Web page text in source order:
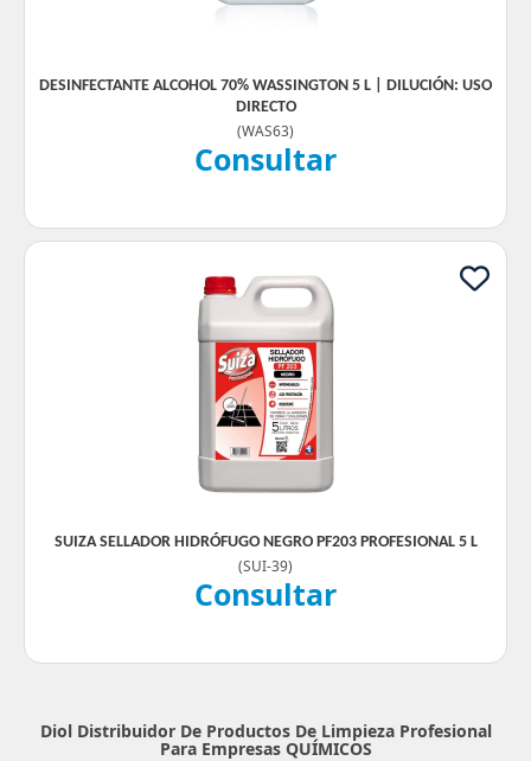
DESINFECTANTE ALCOHOL 70% WASSINGTON 5 L | DILUCIÓN: USO
DIRECTO
(WAS63)
Consultar
SUIZA SELLADOR HIDRÓFUGO NEGRO PF203 PROFESIONAL 5 L
(SUI-39)
Consultar
Diol Distribuidor De Productos De Limpieza Profesional
Para Empresas QUÍMICOS